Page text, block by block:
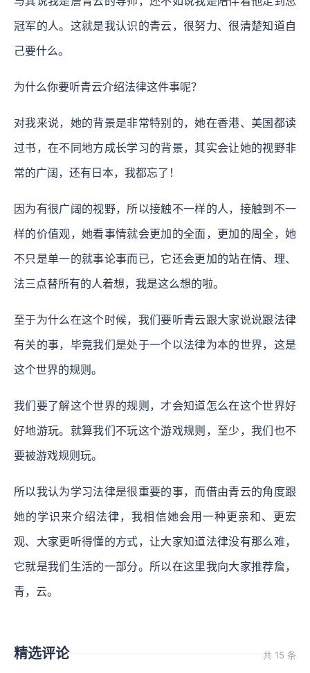
冠军的人。这就是我认识的青云，很努力、很清楚知道自
己要什么。
为什么你要听青云介绍法律这件事呢？
对我来说，她的背景是非常特别的，她在香港、美国都读
过书，在不同地方成长学习的背景，其实会让她的视野非
常的广阔，还有日本，我都忘了！
因为有很广阔的视野，所以接触不一样的人，接触到不一
样的价值观，她看事情就会更加的全面，更加的周全，她
不只是单一的就事论事而已，它还会更加的站在情、理、
法三点替所有的人着想，我是这么想的啦。
至于为什么在这个时候，我们要听青云跟大家说说跟法律
有关的事，毕竟我们是处于一个以法律为本的世界，这是
这个世界的规则。
我们要了解这个世界的规则，才会知道怎么在这个世界好
好地游玩。就算我们不玩这个游戏规则，至少，我们也不
要被游戏规则玩。
所以我认为学习法律是很重要的事，而借由青云的角度跟
她的学识来介绍法律，我相信她会用一种更亲和、更宏
观、大家更听得懂的方式，让大家知道法律没有那么难，
它就是我们生活的一部分。所以在这里我向大家推荐詹，
青，云。
精选评论 共 15 条